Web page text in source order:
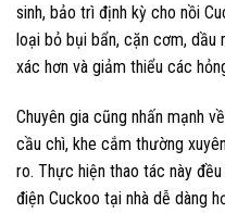
sinh, bảo trì định kỳ cho nồi
loại bỏ bụi bẩn, cặn cơm, dầu
xác hơn và giảm thiểu các
Chuyên gia cũng nhấn mạnh
cầu chì, khe cắm thường
ro. Thực hiện thao tác này
điện Cuckoo tại nhà dễ dàng